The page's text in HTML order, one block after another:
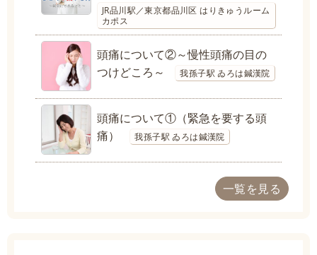
JR品川駅／東京都品川区 はりきゅうルーム
カポス
頭痛について②～慢性頭痛の目の
つけどころ～
我孫子駅 ゐろは鍼漢院
頭痛について①（緊急を要する頭
痛）
我孫子駅 ゐろは鍼漢院
一覧を見る